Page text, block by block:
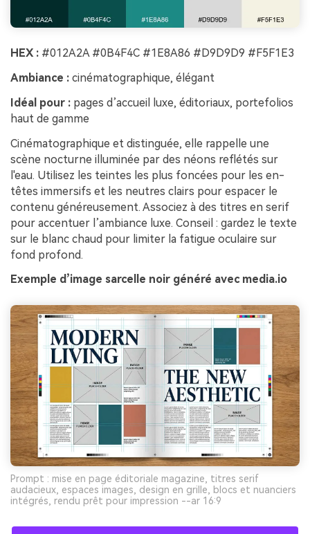
HEX : #012A2A #0B4F4C #1E8A86 #D9D9D9 #F5F1E3
Ambiance : cinématographique, élégant
Idéal pour : pages d’accueil luxe, éditoriaux, portefolios
haut de gamme
Cinématographique et distinguée, elle rappelle une
scène nocturne illuminée par des néons reflétés sur
l'eau. Utilisez les teintes les plus foncées pour les en-
têtes immersifs et les neutres clairs pour espacer le
contenu généreusement. Associez à des titres en serif
pour accentuer l’ambiance luxe. Conseil : gardez le texte
sur le blanc chaud pour limiter la fatigue oculaire sur
fond profond.
Exemple d’image sarcelle noir généré avec media.io
Prompt : mise en page éditoriale magazine, titres serif
audacieux, espaces images, design en grille, blocs et nuanciers
intégrés, rendu prêt pour impression --ar 16:9